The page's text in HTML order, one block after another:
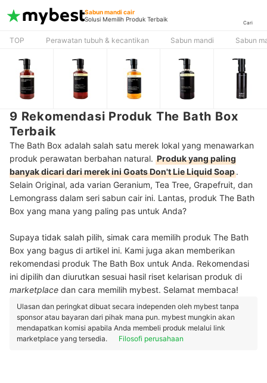
Sabun mandi cair
Solusi Memilih Produk Terbaik
Cari
TOP Perawatan tubuh & kecantikan Sabun mandi Sabun
9 Rekomendasi Produk The Bath Box
Terbaik
The Bath Box adalah salah satu merek lokal yang menawarkan
produk perawatan berbahan natural. Produk yang paling
banyak dicari dari merek ini Goats Don't Lie Liquid Soap.
Selain Original, ada varian Geranium, Tea Tree, Grapefruit, dan
Lemongrass dalam seri sabun cair ini. Lantas, produk The Bath
Box yang mana yang paling pas untuk Anda?
Supaya tidak salah pilih, simak cara memilih produk The Bath
Box yang bagus di artikel ini. Kami juga akan memberikan
rekomendasi produk The Bath Box untuk Anda. Rekomendasi
ini dipilih dan diurutkan sesuai hasil riset kelarisan produk di
marketplace dan cara memilih mybest. Selamat membaca!
Ulasan dan peringkat dibuat secara independen oleh mybest tanpa
sponsor atau bayaran dari pihak mana pun. mybest mungkin akan
mendapatkan komisi apabila Anda membeli produk melalui link
marketplace yang tersedia.
Filosofi perusahaan